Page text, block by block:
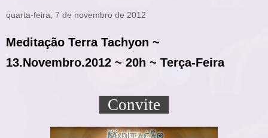
quarta-feira, 7 de novembro de 2012
Meditação Terra Tachyon ~
13.Novembro.2012 ~ 20h ~ Terça-Feira
Convite